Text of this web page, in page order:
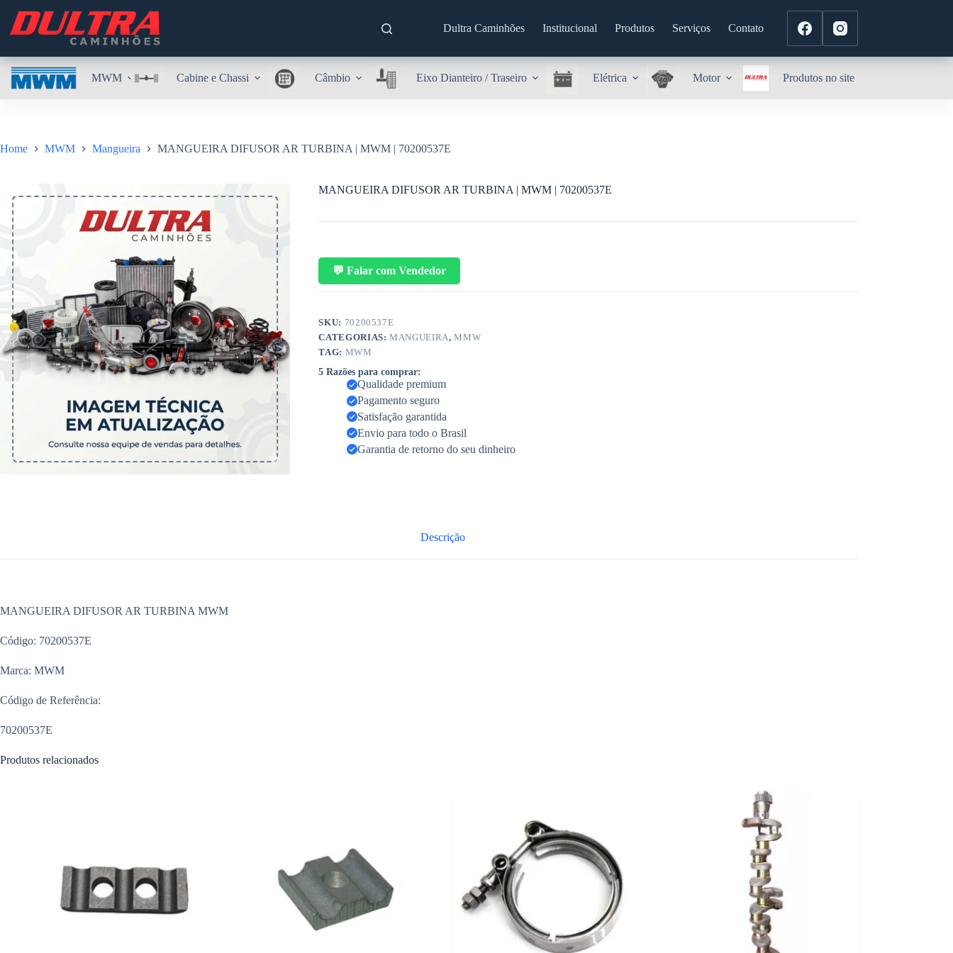
para
Dultra Caminhões Institucional Produtos Serviços Contato
MWM Cabine e Chassi Câmbio Eixo Dianteiro / Traseiro Elétrica Motor Produtos no site
Home MWM Mangueira MANGUEIRA DIFUSOR AR TURBINA | MWM | 70200537E
MANGUEIRA DIFUSOR AR TURBINA | MWM | 70200537E
💬 Falar com Vendedor
SKU: 70200537E
CATEGORIAS:MANGUEIRA,MMW
TAG: MWM
5 Razões para comprar:
Qualidade premium
Pagamento seguro
Satisfação garantida
Envio para todo o Brasil
Garantia de retorno do seu dinheiro
Descrição
MANGUEIRA DIFUSOR AR TURBINA MWM
Código: 70200537E
Marca: MWM
Código de Referência:
70200537E
Produtos relacionados